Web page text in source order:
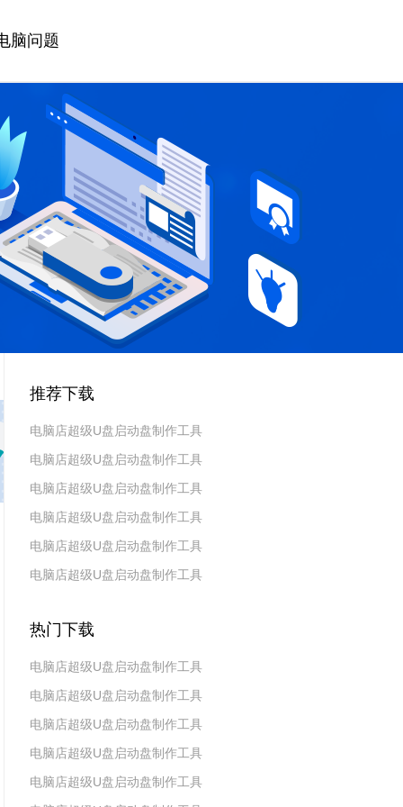
脑问题
推荐下载
电脑店超级U盘启动盘制作工具
v7.5_2606
电脑店超级U盘启动盘制作工具
v7.5_2604
电脑店超级U盘启动盘制作工具
v7.5_2602
电脑店超级U盘启动盘制作工具
v7.5_2511
电脑店超级U盘启动盘制作工具
v7.5_2509
电脑店超级U盘启动盘制作工具
热门下载
电脑店超级U盘启动盘制作工具
v7.5_2606
电脑店超级U盘启动盘制作工具
v7.5_2604
电脑店超级U盘启动盘制作工具
v7.5_2602
电脑店超级U盘启动盘制作工具
v7.5 2019(天蓬元帅版)
电脑店超级U盘启动盘制作工具